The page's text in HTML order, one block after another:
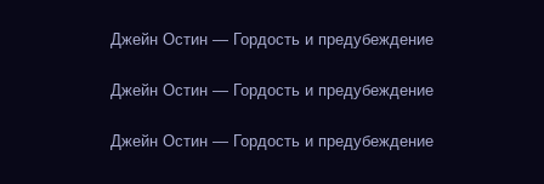
Джейн Остин — Гордость и предубеждение
Джейн Остин — Гордость и предубеждение
Джейн Остин — Гордость и предубеждение